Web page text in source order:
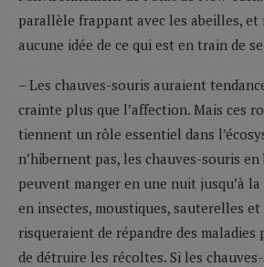
parallèle frappant avec les abeilles, et
aucune idée de ce qui est en train de
– Les chauves-souris auraient
crainte plus que l’affection. Mais ces
tiennent un rôle essentiel dans
n’hibernent pas, les chauves-souris
peuvent manger en une nuit jusqu’à
en insectes, moustiques, sauterelles et
risqueraient de répandre des maladies
de détruire les récoltes. Si les